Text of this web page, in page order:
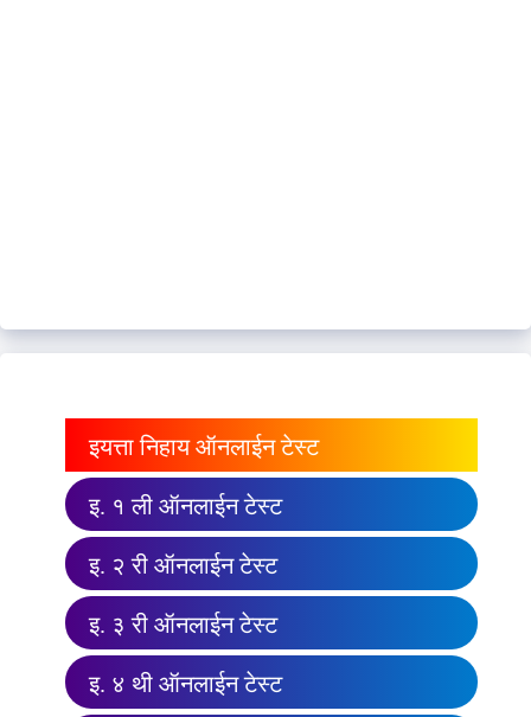
इयत्ता निहाय ऑनलाईन टेस्ट
इ. १ ली ऑनलाईन टेस्ट
इ. २ री ऑनलाईन टेस्ट
इ. ३ री ऑनलाईन टेस्ट
इ. ४ थी ऑनलाईन टेस्ट